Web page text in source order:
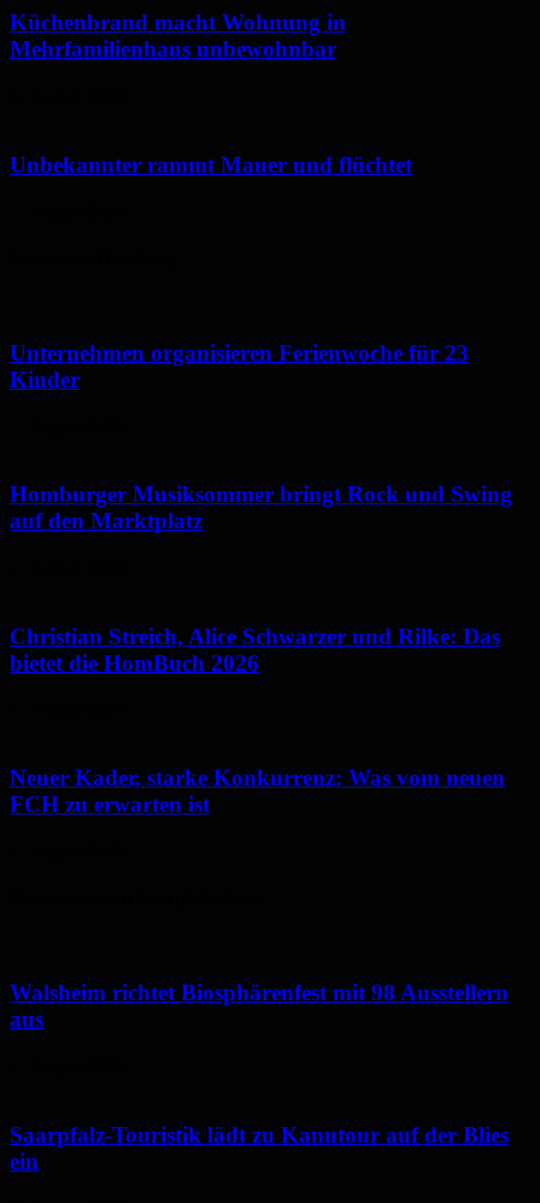
Küchenbrand macht Wohnung in
Mehrfamilienhaus unbewohnbar
Unbekannter rammt Mauer und flüchtet
Unternehmen organisieren Ferienwoche für 23
Kinder
Homburger Musiksommer bringt Rock und Swing
auf den Marktplatz
Christian Streich, Alice Schwarzer und Rilke: Das
bietet die HomBuch 2026
Neuer Kader, starke Konkurrenz: Was vom neuen
FCH zu erwarten ist
Walsheim richtet Biosphärenfest mit 98 Ausstellern
aus
Saarpfalz-Touristik lädt zu Kanutour auf der Blies
ein